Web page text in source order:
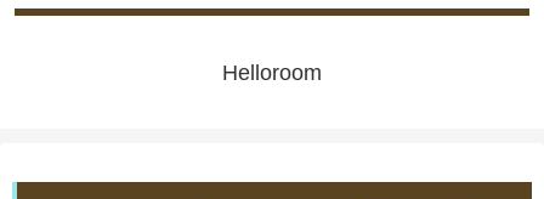
Helloroom